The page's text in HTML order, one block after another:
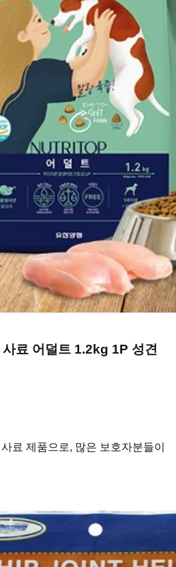
료 어덜트 1.2kg 1P 성견
료 제품으로, 많은 보호자분들이